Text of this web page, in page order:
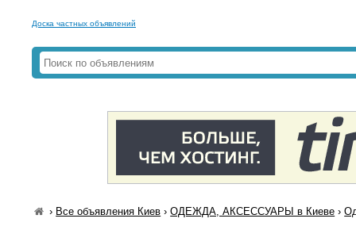
Доска частных объявлений
› Все объявления Киев ›ОДЕЖДА, АКСЕССУАРЫ в Киеве ›